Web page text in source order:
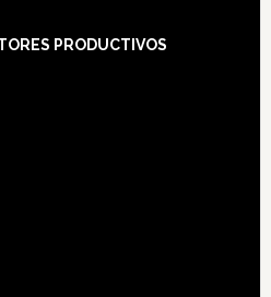
PRODUCTIVOS